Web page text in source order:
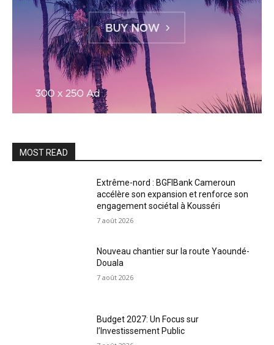
MOST READ
Extrême-nord : BGFIBank Cameroun
accélère son expansion et renforce son
engagement sociétal à Kousséri
7 août 2026
Nouveau chantier sur la route Yaoundé-
Douala
7 août 2026
Budget 2027: Un Focus sur
l’Investissement Public